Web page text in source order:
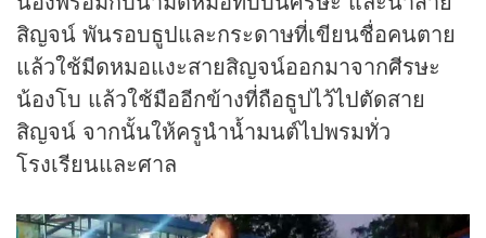
สิญจน์ พันรอบธูปและกระดาษที่เขียนชื่อคนตาย
แล้วใช้มีดหมอแงะสายสิญจน์ออกมาจากศีรษะ
น้องโบ แล้วใช้มืออีกข้างที่ถือธูปไว้ไปตัดสาย
สิญจน์ จากนั้นให้ครูนำน้ำมนต์ไปพรมทั่ว
โรงเรียนและศาล